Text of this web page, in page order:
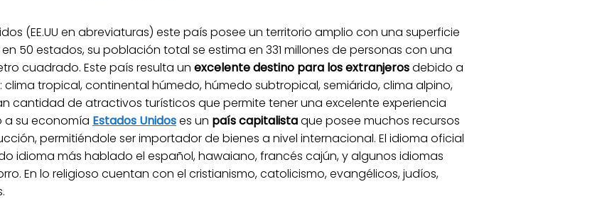
(EE.UU en abreviaturas) este país posee un territorio amplio con una superficie
50 estados, su población total se estima en 331 millones de personas con una
cuadrado. Este país resulta un excelente destino para los extranjerosdebido a
tropical, continental húmedo, húmedo subtropical, semiárido, clima alpino,
cantidad de atractivos turísticos que permite tener una excelente experiencia
a su economía Estados Unidoses un país capitalistaque posee muchos recursos
permitiéndole ser importador de bienes a nivel internacional. El idioma oficial
idioma más hablado el español, hawaiano, francés cajún, y algunos idiomas
En lo religioso cuentan con el cristianismo, catolicismo, evangélicos, judíos,